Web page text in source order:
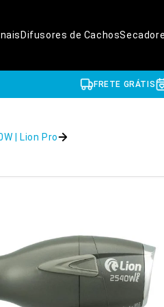
Difusores de Cachos
FRETE GRÁTIS
| Lion Pro